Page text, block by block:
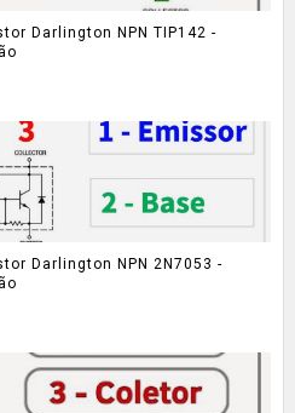
Darlington NPN TIP142 -
Darlington NPN 2N7053 -